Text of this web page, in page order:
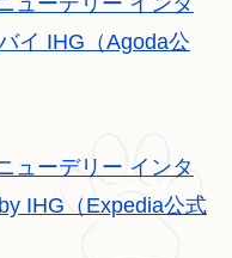
イ IHG（Agoda公
ューデリー インタ
IHG（Expedia公式